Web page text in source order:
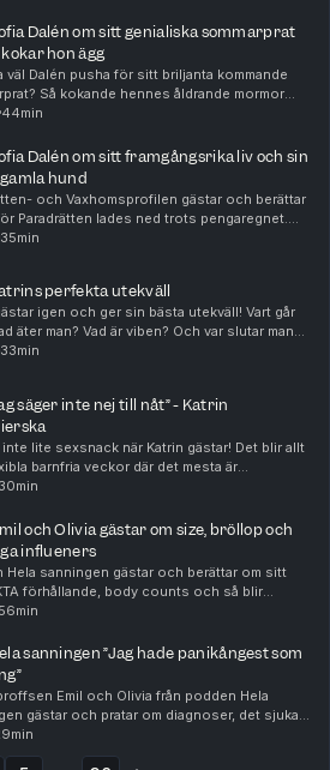
Dalén om sitt genialiska sommarprat
hon ägg
väl Dalén pusha för sitt briljanta kommande
Så kokande hennes åldrande mormor
så avslöjar hon vad hon gjorde med 2000
44min
Dalén om sitt framgångsrika liv och sin
hund
och Vaxhomsprofilen gästar och berättar
Paradrätten lades ned trots pengaregnet.
om två tillfällen i närtid som hon blivit lurad
35min
perfekta utekväll
igen och ger sin bästa utekväll! Vart går
äter man? Vad är viben? Och var slutar man
på dansgolvet?
33min
säger inte nej till nåt” - Katrin
inte lite sexsnack när Katrin gästar! Det blir allt
barnfria veckor där det mesta är
till oldies.
30min
och Olivia gästar om size, bröllop och
influeners
Hela sanningen gästar och berättar om sitt
förhållande, body counts och så blir
lite lite sugen.
56min
sanningen ”Jag hade panikångest som
Emil och Olivia från podden Hela
gästar och pratar om diagnoser, det sjuka i
partyresa som 16-åring och Emils fas som